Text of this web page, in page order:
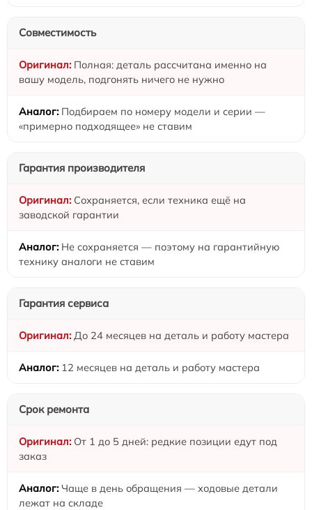
Совместимость
Полная: деталь рассчитана именно на
вашу модель, подгонять ничего не нужно
Подбираем по номеру модели и серии —
«примерно подходящее» не ставим
Гарантия производителя
Сохраняется, если техника ещё на
заводской гарантии
Не сохраняется — поэтому на гарантийную
технику аналоги не ставим
Гарантия сервиса
До 24 месяцев на деталь и работу мастера
12 месяцев на деталь и работу мастера
Срок ремонта
От 1 до 5 дней: редкие позиции едут под
заказ
Чаще в день обращения — ходовые детали
лежат на складе